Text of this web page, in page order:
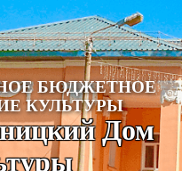
БЮДЖЕТНОЕ
КУЛЬТУРЫ
Дом